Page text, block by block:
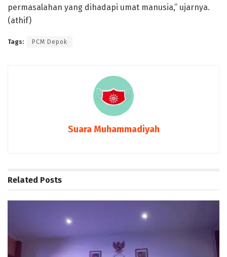
permasalahan yang dihadapi umat manusia,” ujarnya.
(athif)
Tags: PCM Depok
Suara Muhammadiyah
Related Posts